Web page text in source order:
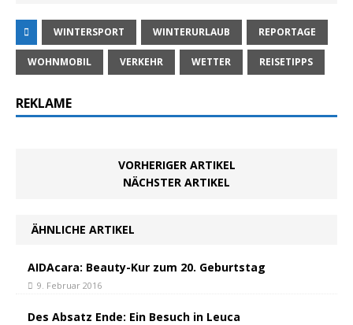
WINTERSPORT WINTERURLAUB REPORTAGE
WOHNMOBIL VERKEHR WETTER REISETIPPS
REKLAME
VORHERIGER ARTIKEL
NÄCHSTER ARTIKEL
ÄHNLICHE ARTIKEL
AIDAcara: Beauty-Kur zum 20. Geburtstag
9. Februar 2016
Des Absatz Ende: Ein Besuch in Leuca